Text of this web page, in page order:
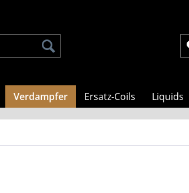
Verdampfer Ersatz-Coils Liquids